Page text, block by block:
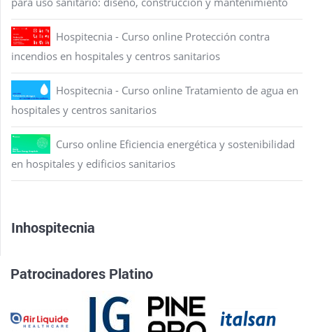
Hospitecnia - Curso online Protección contra
incendios en hospitales y centros sanitarios
Hospitecnia - Curso online Tratamiento de agua en
hospitales y centros sanitarios
Curso online Eficiencia energética y sostenibilidad
en hospitales y edificios sanitarios
Inhospitecnia
Patrocinadores Platino